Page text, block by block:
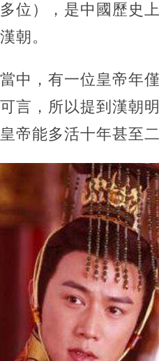
位），是中國歷史
朝。
中，有一位皇帝年
言，所以提到漢朝
帝能多活十年甚至